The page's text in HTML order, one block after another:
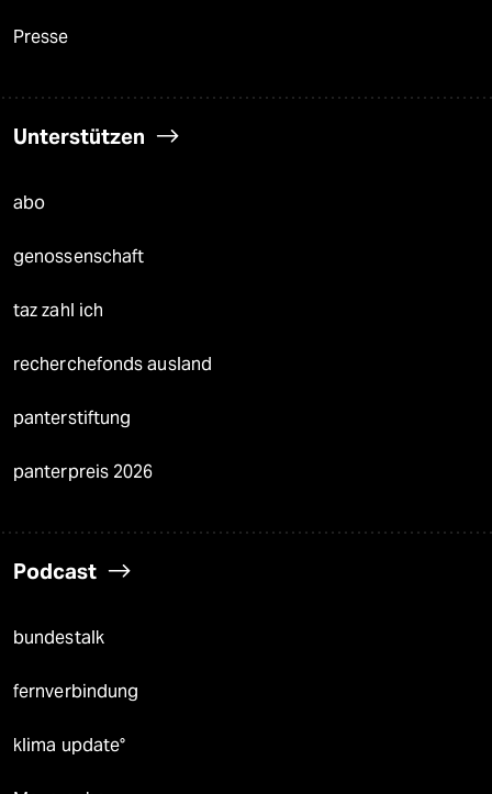
Presse
Unterstützen
abo
genossenschaft
taz zahl ich
recherchefonds ausland
panterstiftung
panterpreis 2026
Podcast
bundestalk
fernverbindung
klima update°